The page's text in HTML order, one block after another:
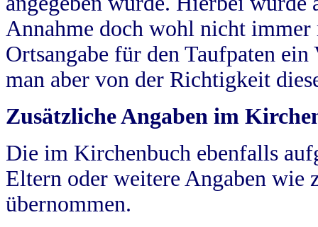
Annahme doch wohl nicht
Ortsangabe für den Taufpaten
man aber von der Richtigkeit
Zusätzliche Angaben im
Die im Kirchenbuch ebenfalls
Eltern oder weitere Angaben wie
übernommen.